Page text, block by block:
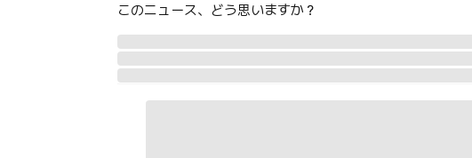
このニュース、どう思いますか？